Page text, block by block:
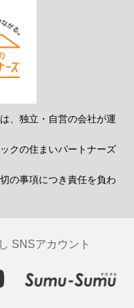
、独立・自営の会社が運
クの住まいパートナーズ
の事項につき責任を負わ
SNSアカウント